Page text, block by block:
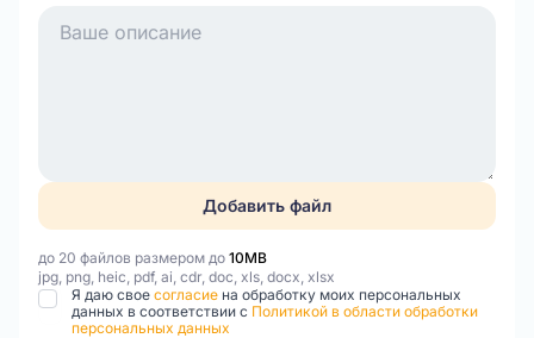
Добавить файл
до 20 файлов размером до 10MB
jpg, png, heic, pdf, ai, cdr, doc, xls, docx, xlsx
Я даю свое согласие на обработку моих персональных
данных в соответствии с Политикой в области обработки
персональных данных